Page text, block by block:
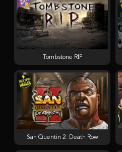
San Quentin 2: Death Row
Tombstone RIP